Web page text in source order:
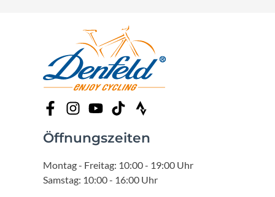
Öffnungszeiten
Montag - Freitag: 10:00 - 19:00 Uhr
Samstag: 10:00 - 16:00 Uhr